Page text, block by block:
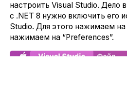
настроить Visual Studio. Дело
с .NET 8 нужно включить его
Studio. Для этого нажимаем
нажимаем на “Preferences”.